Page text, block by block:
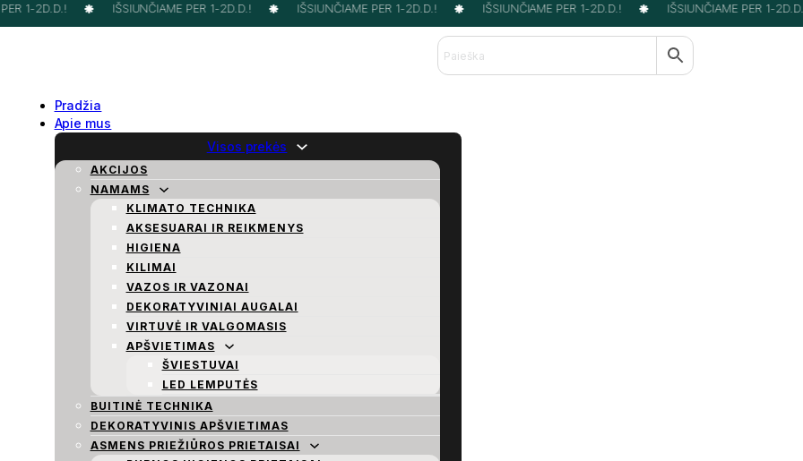
1-2D.D.! IŠSIUNČIAME PER 1-2D.D.! IŠSIUNČIAME PER 1-2D.D.! IŠSIUNČIAME PER 1-2D.D.! IŠSIUNČIAME PER 1-2D.D.!
Pradžia
Apie mus
Visos prekės
AKCIJOS
NAMAMS
KLIMATO TECHNIKA
AKSESUARAI IR REIKMENYS
HIGIENA
KILIMAI
VAZOS IR VAZONAI
DEKORATYVINIAI AUGALAI
VIRTUVĖ IR VALGOMASIS
APŠVIETIMAS
ŠVIESTUVAI
LED LEMPUTĖS
BUITINĖ TECHNIKA
DEKORATYVINIS APŠVIETIMAS
ASMENS PRIEŽIŪROS PRIETAISAI